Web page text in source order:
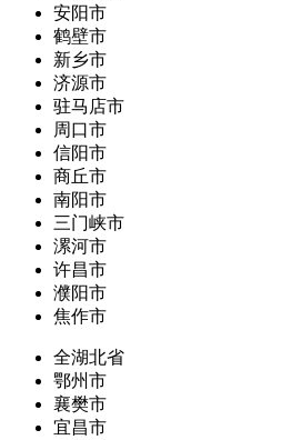
安阳市
鹤壁市
新乡市
济源市
驻马店市
周口市
信阳市
商丘市
南阳市
三门峡市
漯河市
许昌市
濮阳市
焦作市
全湖北省
鄂州市
襄樊市
宜昌市